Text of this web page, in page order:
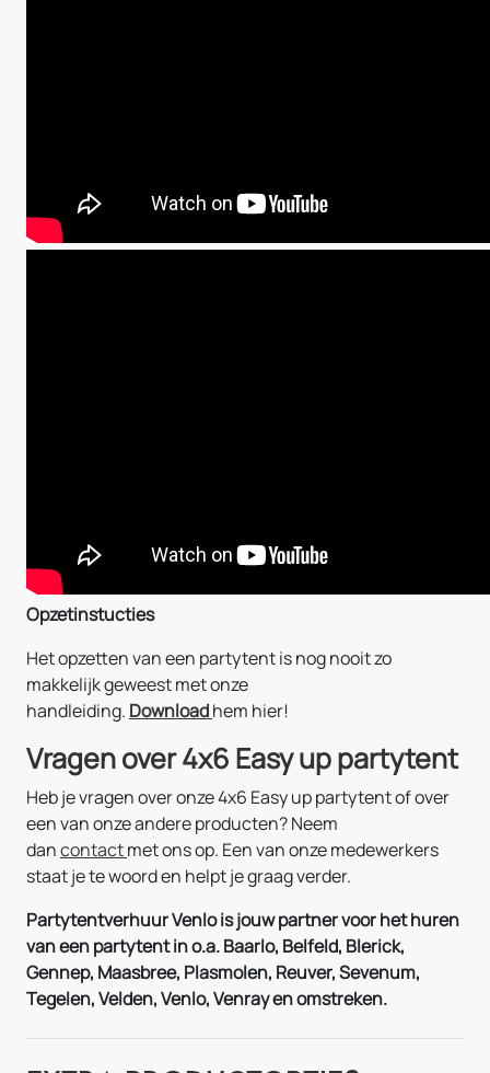
Opzetinstucties
Het opzetten van een partytent is nog nooit zo
makkelijk geweest met onze
handleiding. Downloadhem hier!
Vragen over 4x6 Easy up partytent
Heb je vragen over onze 4x6 Easy up partytent of over
een van onze andere producten? Neem
dancontactmet ons op. Een van onze medewerkers
staat je te woord en helpt je graag verder.
Partytentverhuur Venlo is jouw partner voor het huren
van een partytent in o.a. Baarlo, Belfeld, Blerick,
Gennep, Maasbree, Plasmolen, Reuver, Sevenum,
Tegelen, Velden, Venlo, Venray en omstreken.